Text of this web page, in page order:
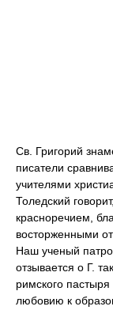
Св. Григорий
писатели
учителями
Толедский
красноречием,
восторженными
Наш ученый
отзывается о Г.
римского
любовию к